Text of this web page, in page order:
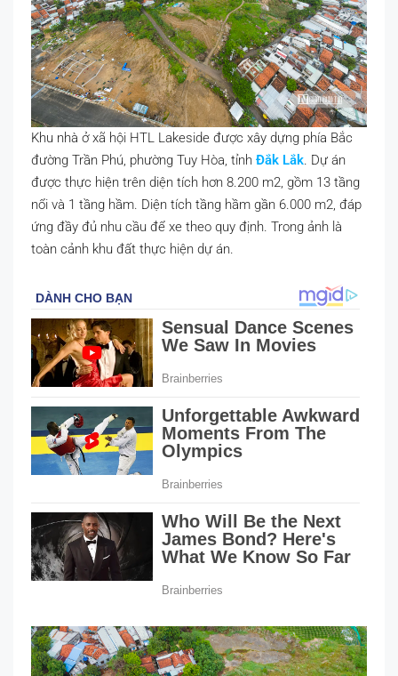
Khu nhà ở xã hội HTL Lakeside được xây dựng phía Bắc
đường Trần Phú, phường Tuy Hòa, tỉnh Đắk Lắk. Dự án
được thực hiện trên diện tích hơn 8.200 m2, gồm 13 tầng
nổi và 1 tầng hầm. Diện tích tầng hầm gần 6.000 m2, đáp
ứng đầy đủ nhu cầu để xe theo quy định. Trong ảnh là
toàn cảnh khu đất thực hiện dự án.